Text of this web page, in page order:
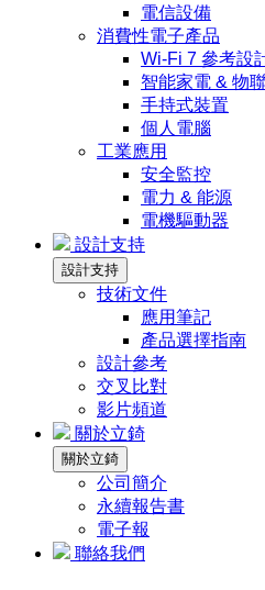
電信設備
消費性電子產品
Wi-Fi 7 參考設
智能家電 & 物
手持式裝置
個人電腦
工業應用
安全監控
電力 & 能源
電機驅動器
設計支持
設計支持
技術文件
應用筆記
產品選擇指南
設計參考
交叉比對
影片頻道
關於立錡
關於立錡
公司簡介
永續報告書
電子報
聯絡我們